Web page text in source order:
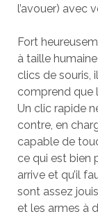
l’avouer) avec
Fort
à taille
clics de souris,
comprend que
Un clic rapide
contre, en
capable de
ce qui est bien
arrive et qu’il
sont assez
et les armes à